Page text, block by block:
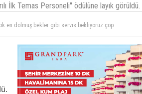
İlk Temas Personeli" ödülüne layık görüldü.
yeri yetersiz ve aşırı yoğun bir havaalanı burası.
bu dar psiliğin içinde duruyor çalışanlar gelip daha